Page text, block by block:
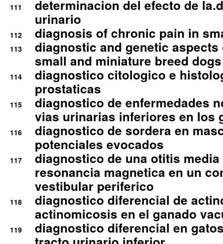
111
determinacion del efecto de
urinario
112 diagnosis of chronic pain in
113
diagnostic and genetic
small and miniature breed
114
diagnostico citologico e
prostaticas
115
diagnostico de enfermedades
vias urinarias inferiores en los
116
diagnostico de sordera en
potenciales evocados
117
diagnostico de una otitis
resonancia magnetica en un
vestibular periferico
118
diagnostico diferencial de
actinomicosis en el ganado
119
diagnostico diferencial en